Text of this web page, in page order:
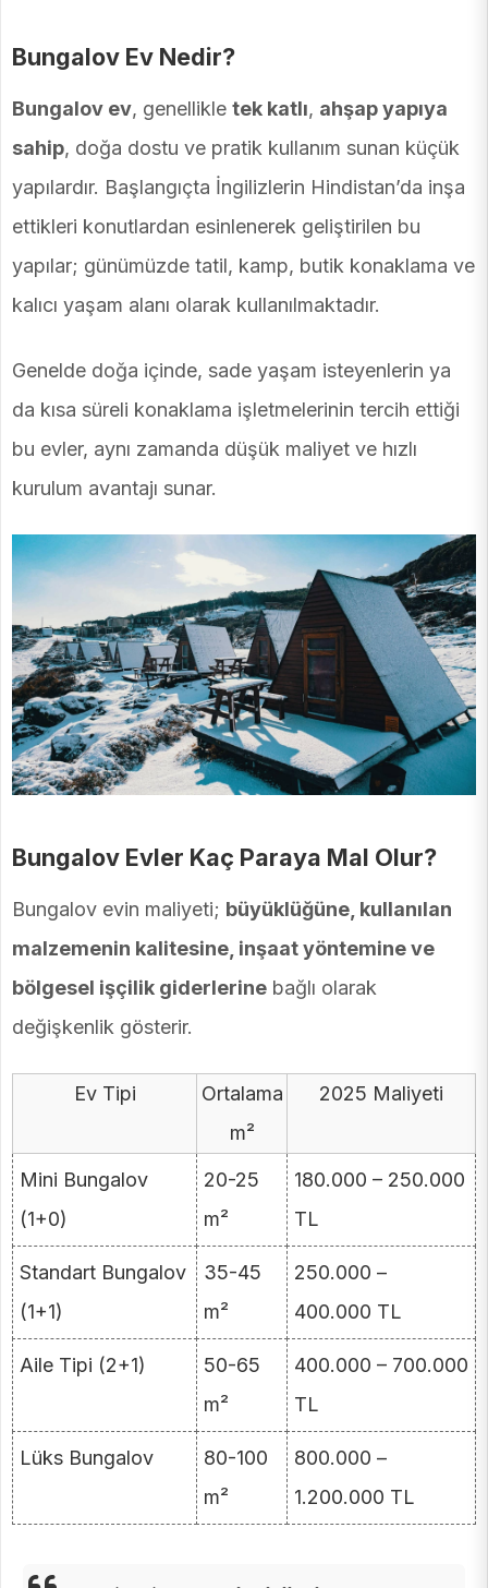
Bungalov Ev Nedir?
Bungalov ev, genellikle tek katlı, ahşap yapıya
sahip, doğa dostu ve pratik kullanım sunan küçük
yapılardır. Başlangıçta İngilizlerin Hindistan’da inşa
ettikleri konutlardan esinlenerek geliştirilen bu
yapılar; günümüzde tatil, kamp, butik konaklama ve
kalıcı yaşam alanı olarak kullanılmaktadır.
Genelde doğa içinde, sade yaşam isteyenlerin ya
da kısa süreli konaklama işletmelerinin tercih ettiği
bu evler, aynı zamanda düşük maliyet ve hızlı
kurulum avantajı sunar.
Bungalov Evler Kaç Paraya Mal Olur?
Bungalov evin maliyeti; büyüklüğüne, kullanılan
malzemenin kalitesine, inşaat yöntemine ve
bölgesel işçilik giderlerine bağlı olarak
değişkenlik gösterir.
Ev Tipi
Ortalama
m²
2025 Maliyeti
Mini Bungalov
(1+0)
20-25
m²
180.000 – 250.000
TL
Standart Bungalov
(1+1)
35-45
m²
250.000 –
400.000 TL
Aile Tipi (2+1)
50-65
m²
400.000 – 700.000
TL
Lüks Bungalov
80-100
m²
800.000 –
1.200.000 TL